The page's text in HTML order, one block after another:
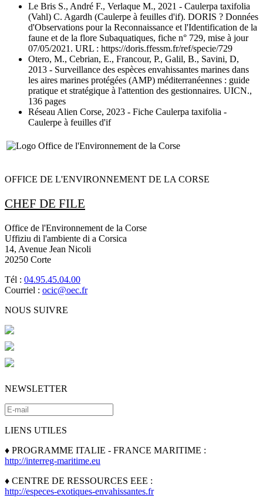
Le Bris S., André F., Verlaque M., 2021 - Caulerpa taxifolia
(Vahl) C. Agardh (Caulerpe à feuilles d'if). DORIS ? Données
d'Observations pour la Reconnaissance et l'Identification de la
faune et de la flore Subaquatiques, fiche n° 729, mise à jour
07/05/2021. URL : https://doris.ffessm.fr/ref/specie/729
Otero, M., Cebrian, E., Francour, P., Galil, B., Savini, D,
2013 - Surveillance des espèces envahissantes marines dans
les aires marines protégées (AMP) méditerranéennes : guide
pratique et stratégique à l'attention des gestionnaires. UICN.,
136 pages
Réseau Alien Corse, 2023 - Fiche Caulerpa taxifolia -
Caulerpe à feuilles d'if
OFFICE DE L'ENVIRONNEMENT DE LA CORSE
CHEF DE FILE
Office de l'Environnement de la Corse
Uffiziu di l'ambiente di a Corsica
14, Avenue Jean Nicoli
20250 Corte
Tél : 04.95.45.04.00
Courriel : ocic@oec.fr
NOUS SUIVRE
NEWSLETTER
LIENS UTILES
♦ PROGRAMME ITALIE - FRANCE MARITIME :
http://interreg-maritime.eu
♦ CENTRE DE RESSOURCES EEE :
http://especes-exotiques-envahissantes.fr